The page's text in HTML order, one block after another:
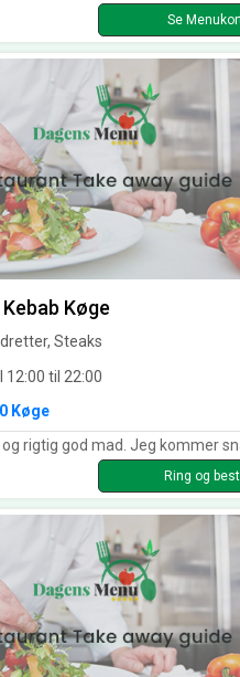
Se
Køge
Steaks
til 22:00
Køge
rigtig god mad. Jeg kommer
Ring og